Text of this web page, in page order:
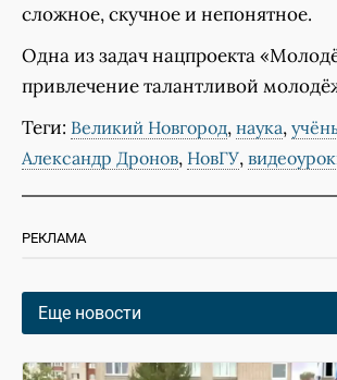
сложное, скучное и непонятное.
Одна из задач нацпроекта
привлечение талантливой
Теги: Великий Новгород, наука,
Александр Дронов, НовГУ,
РЕКЛАМА
Еще новости